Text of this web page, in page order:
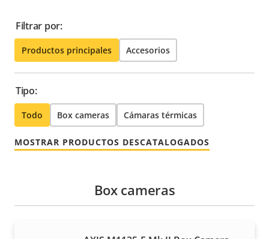
Filtrar por:
Productos principales Accesorios
Tipo:
Todo Box cameras Cámaras térmicas
MOSTRAR PRODUCTOS DESCATALOGADOS
Box cameras